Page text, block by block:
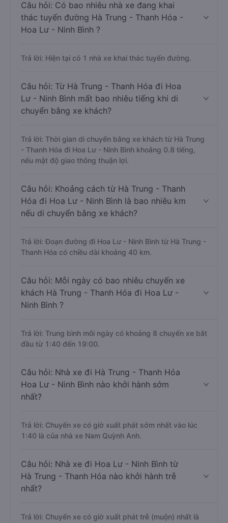
Câu hỏi: Có bao nhiêu nhà xe đang khai
thác tuyến đường Hà Trung - Thanh Hóa -
Hoa Lư - Ninh Bình ?
Trả lời: Hiện tại có 1 nhà xe khai thác tuyến đường.
Câu hỏi: Từ Hà Trung - Thanh Hóa đi Hoa
Lư - Ninh Bình mất bao nhiêu tiếng khi di
chuyển bằng xe khách?
Trả lời: Thời gian di chuyển bằng xe khách từ Hà Trung
- Thanh Hóa đi Hoa Lư - Ninh Bình khoảng 0.8 tiếng,
nếu mật độ giao thông thuận lợi.
Câu hỏi: Khoảng cách từ Hà Trung - Thanh
Hóa đi Hoa Lư - Ninh Bình là bao nhiêu km
nếu di chuyển bằng xe khách?
Trả lời: Đoạn đường đi Hoa Lư - Ninh Bình từ Hà Trung -
Thanh Hóa có chiều dài khoảng 40 km.
Câu hỏi: Mỗi ngày có bao nhiêu chuyến xe
khách Hà Trung - Thanh Hóa đi Hoa Lư -
Ninh Bình ?
Trả lời: Trung bình mỗi ngày có khoảng 8 chuyến xe bắt
đầu từ 1:40 đến 19:00.
Câu hỏi: Nhà xe đi Hà Trung - Thanh Hóa
Hoa Lư - Ninh Bình nào khởi hành sớm
nhất?
Trả lời: Chuyến xe có giờ xuất phát sớm nhất vào lúc
1:40 là của nhà xe Nam Quỳnh Anh.
Câu hỏi: Nhà xe đi Hoa Lư - Ninh Bình từ
Hà Trung - Thanh Hóa nào khởi hành trễ
nhất?
Trả lời: Chuyến xe có giờ xuất phát trễ (muộn) nhất là